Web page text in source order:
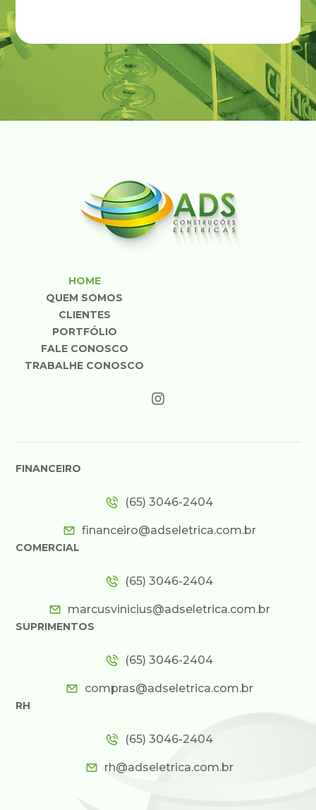
HOME
QUEM SOMOS
CLIENTES
PORTFÓLIO
FALE CONOSCO
TRABALHE CONOSCO
FINANCEIRO
(65) 3046-2404
financeiro@adseletrica.com.br
COMERCIAL
(65) 3046-2404
marcusvinicius@adseletrica.com.br
SUPRIMENTOS
(65) 3046-2404
compras@adseletrica.com.br
RH
(65) 3046-2404
rh@adseletrica.com.br